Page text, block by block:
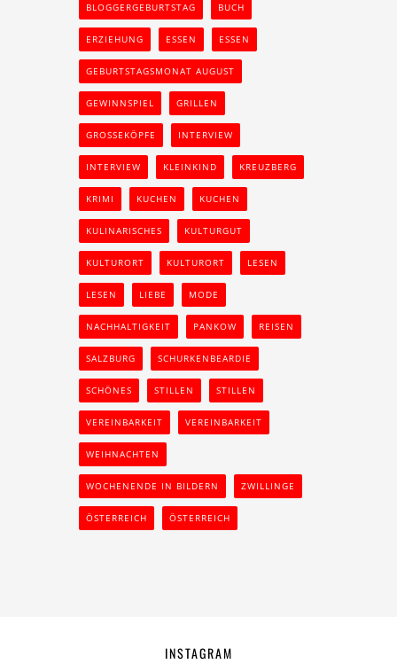
BLOGGERGEBURTSTAG BUCH
ERZIEHUNG ESSEN ESSEN
GEBURTSTAGSMONAT AUGUST
GEWINNSPIEL GRILLEN
GROSSEKÖPFE INTERVIEW
INTERVIEW KLEINKIND KREUZBERG
KRIMI KUCHEN KUCHEN
KULINARISCHES KULTURGUT
KULTURORT KULTURORT LESEN
LESEN LIEBE MODE
NACHHALTIGKEIT PANKOW REISEN
SALZBURG SCHURKENBEARDIE
SCHÖNES STILLEN STILLEN
VEREINBARKEIT VEREINBARKEIT
WEIHNACHTEN
WOCHENENDE IN BILDERN ZWILLINGE
ÖSTERREICH ÖSTERREICH
INSTAGRAM